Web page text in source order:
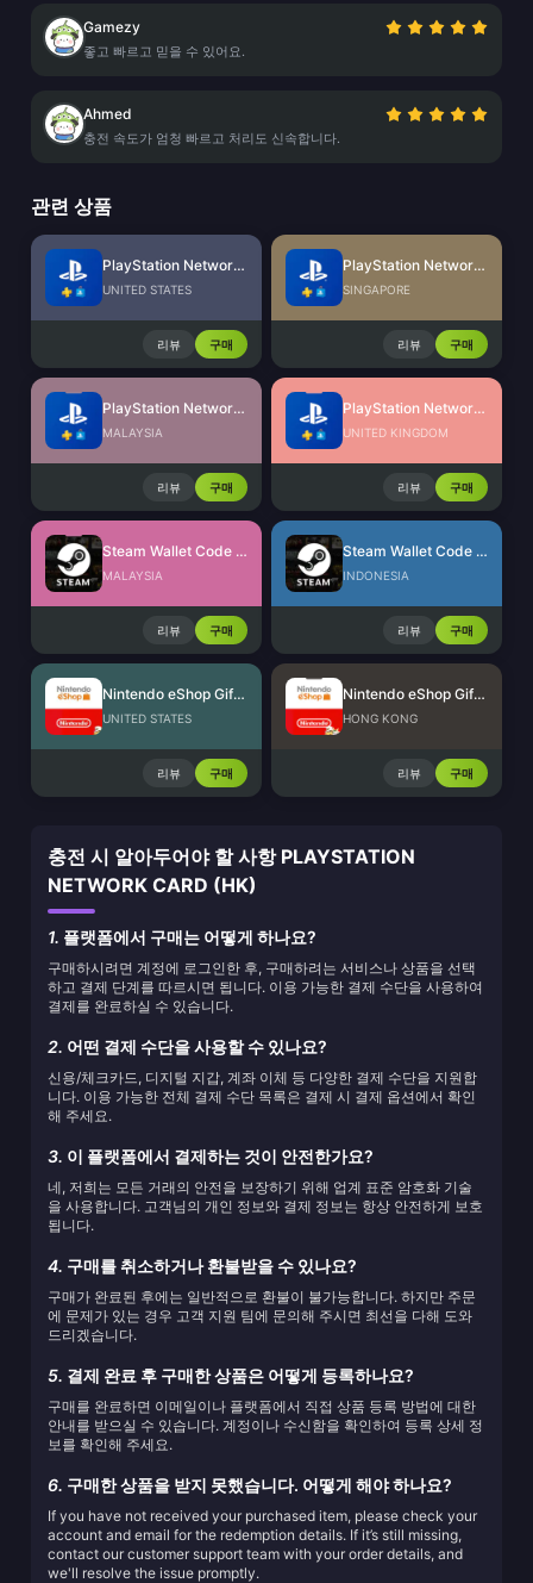
Gamezy
좋고 빠르고 믿을 수 있어요.
Ahmed
충전 속도가 엄청 빠르고 처리도 신속합니다.
관련 상품
PlayStation Network Card (US)
UNITED STATES
리뷰 구매
PlayStation Network Card (SG)
SINGAPORE
리뷰 구매
PlayStation Network Card (MY)
MALAYSIA
리뷰 구매
PlayStation Network Card (UK)
UNITED KINGDOM
리뷰 구매
Steam Wallet Code (MYR)
MALAYSIA
리뷰 구매
Steam Wallet Code (IDR)
INDONESIA
리뷰 구매
Nintendo eShop Gift Card (US)
UNITED STATES
리뷰 구매
Nintendo eShop Gift Card (HK)
HONG KONG
리뷰 구매
충전 시 알아두어야 할 사항 PLAYSTATION
NETWORK CARD (HK)
1. 플랫폼에서 구매는 어떻게 하나요?
구매하시려면 계정에 로그인한 후, 구매하려는 서비스나 상품을 선택
하고 결제 단계를 따르시면 됩니다. 이용 가능한 결제 수단을 사용하여
결제를 완료하실 수 있습니다.
2. 어떤 결제 수단을 사용할 수 있나요?
신용/체크카드, 디지털 지갑, 계좌 이체 등 다양한 결제 수단을 지원합
니다. 이용 가능한 전체 결제 수단 목록은 결제 시 결제 옵션에서 확인
해 주세요.
3. 이 플랫폼에서 결제하는 것이 안전한가요?
네, 저희는 모든 거래의 안전을 보장하기 위해 업계 표준 암호화 기술
을 사용합니다. 고객님의 개인 정보와 결제 정보는 항상 안전하게 보호
됩니다.
4. 구매를 취소하거나 환불받을 수 있나요?
구매가 완료된 후에는 일반적으로 환불이 불가능합니다. 하지만 주문
에 문제가 있는 경우 고객 지원 팀에 문의해 주시면 최선을 다해 도와
드리겠습니다.
5. 결제 완료 후 구매한 상품은 어떻게 등록하나요?
구매를 완료하면 이메일이나 플랫폼에서 직접 상품 등록 방법에 대한
안내를 받으실 수 있습니다. 계정이나 수신함을 확인하여 등록 상세 정
보를 확인해 주세요.
6. 구매한 상품을 받지 못했습니다. 어떻게 해야 하나요?
If you have not received your purchased item, please check your
account and email for the redemption details. If it’s still missing,
contact our customer support team with your order details, and
we'll resolve the issue promptly.